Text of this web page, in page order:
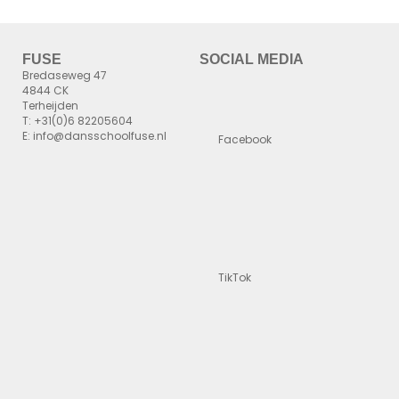
FUSE
Bredaseweg 47
4844 CK
Terheijden
T: +31(0)6 82205604
E: info@dansschoolfuse.nl
SOCIAL MEDIA
Facebook
TikTok